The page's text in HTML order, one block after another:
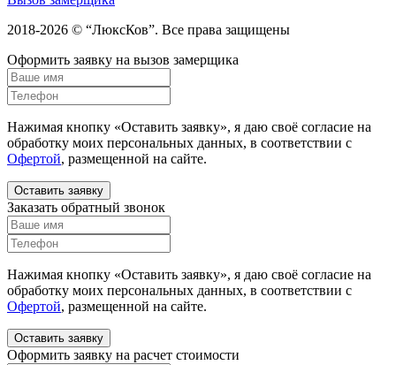
2018-2026 © “ЛюксКов”. Все права защищены
Оформить заявку на вызов замерщика
Нажимая кнопку «Оставить заявку», я даю своё согласие на
обработку моих персональных данных, в соответствии с
Офертой, размещенной на сайте.
Оставить заявку
Заказать обратный звонок
Нажимая кнопку «Оставить заявку», я даю своё согласие на
обработку моих персональных данных, в соответствии с
Офертой, размещенной на сайте.
Оставить заявку
Оформить заявку на расчет стоимости